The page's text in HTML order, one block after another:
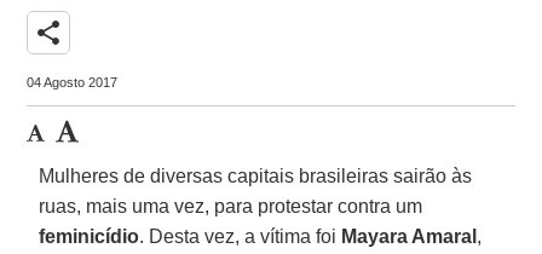
share
04 Agosto 2017
Mulheres de diversas capitais brasileiras sairão às
ruas, mais uma vez, para protestar contra um
feminicídio. Desta vez, a vítima foi Mayara Amaral ,